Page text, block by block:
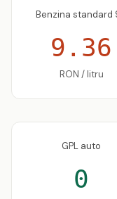
Benzina standard
9.36
RON / litru
GPL auto
0